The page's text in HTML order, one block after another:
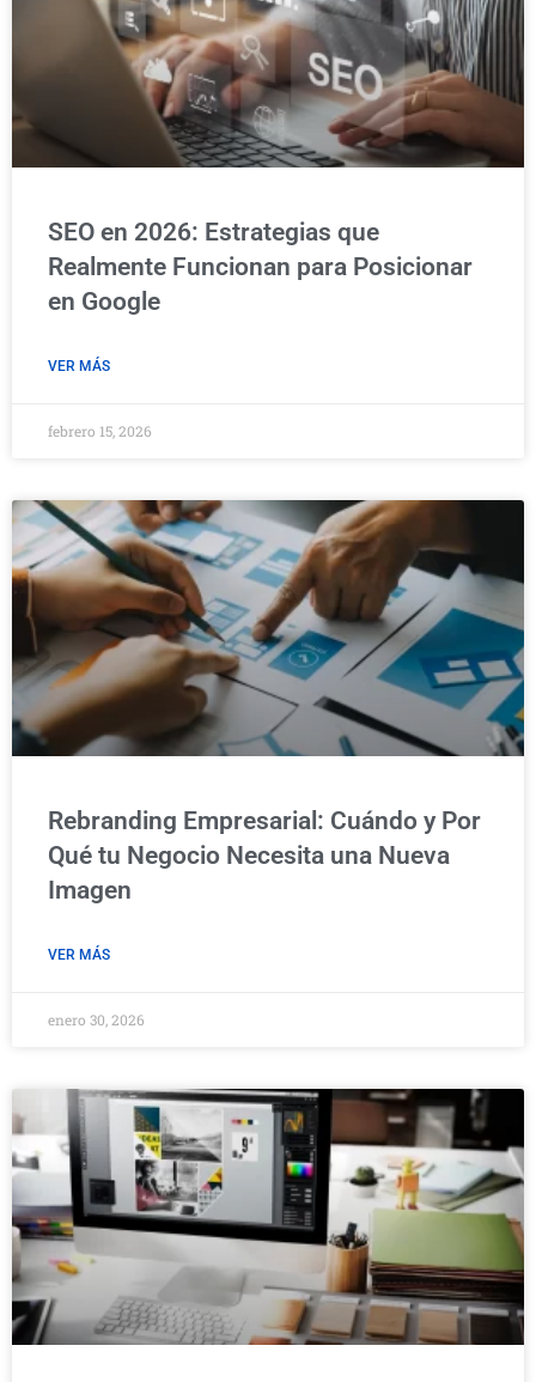
SEO en 2026: Estrategias que
Realmente Funcionan para Posicionar
en Google
VER MÁS
febrero 15, 2026
Rebranding Empresarial: Cuándo y Por
Qué tu Negocio Necesita una Nueva
Imagen
VER MÁS
enero 30, 2026